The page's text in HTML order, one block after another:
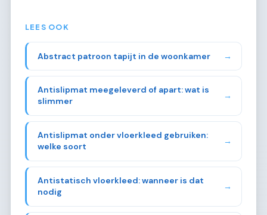
LEES OOK
Abstract patroon tapijt in de woonkamer →
Antislipmat meegeleverd of apart: wat is
slimmer
→
Antislipmat onder vloerkleed gebruiken:
welke soort
→
Antistatisch vloerkleed: wanneer is dat
nodig
→